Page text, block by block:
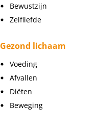
Bewustzijn
Zelfliefde
Gezond lichaam
Voeding
Afvallen
Diëten
Beweging